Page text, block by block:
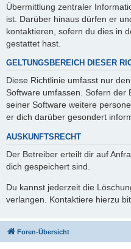
Übermittlung zentraler
ist. Darüber hinaus dürfen er
kontaktieren, sofern du dies in
gestattet hast.
GELTUNGSBEREICH DIESER
Diese Richtlinie umfasst nur
Software umfassen. Sofern der
seiner Software weitere
er dich darüber gesondert
AUSKUNFTSRECHT
Der Betreiber erteilt dir auf
dich gespeichert sind.
Du kannst jederzeit die
verlangen. Kontaktiere hierzu
Foren-Übersicht